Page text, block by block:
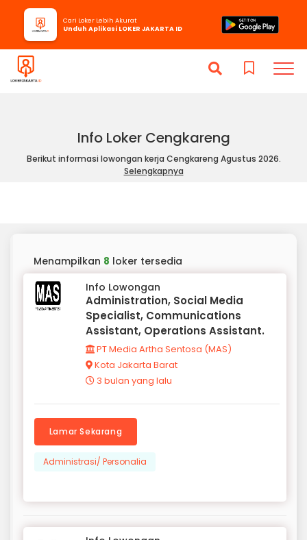
Info Loker Cengkareng
Berikut informasi lowongan kerja Cengkareng Agustus 2026.
Selengkapnya
Cari Loker Lebih Akurat
Unduh Aplikasi LOKER JAKARTA ID
Menampilkan 8 loker tersedia
Info Lowongan
Administration, Social Media
Specialist, Communications
Assistant, Operations Assistant.
PT Media Artha Sentosa (MAS)
Kota Jakarta Barat
3 bulan yang lalu
Lamar Sekarang
Administrasi/ Personalia